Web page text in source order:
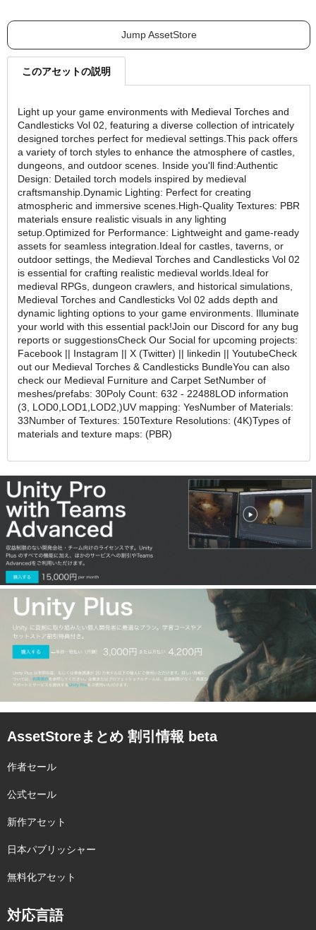
Jump AssetStore
このアセットの説明
Light up your game environments with Medieval Torches and
Candlesticks Vol 02, featuring a diverse collection of intricately
designed torches perfect for medieval settings.This pack offers
a variety of torch styles to enhance the atmosphere of castles,
dungeons, and outdoor scenes. Inside you'll find:Authentic
Design: Detailed torch models inspired by medieval
craftsmanship.Dynamic Lighting: Perfect for creating
atmospheric and immersive scenes.High-Quality Textures: PBR
materials ensure realistic visuals in any lighting
setup.Optimized for Performance: Lightweight and game-ready
assets for seamless integration.Ideal for castles, taverns, or
outdoor settings, the Medieval Torches and Candlesticks Vol 02
is essential for crafting realistic medieval worlds.Ideal for
medieval RPGs, dungeon crawlers, and historical simulations,
Medieval Torches and Candlesticks Vol 02 adds depth and
dynamic lighting options to your game environments. Illuminate
your world with this essential pack!Join our Discord for any bug
reports or suggestionsCheck Our Social for upcoming projects:
Facebook || Instagram || X (Twitter) || linkedin || YoutubeCheck
out our Medieval Torches & Candlesticks BundleYou can also
check our Medieval Furniture and Carpet SetNumber of
meshes/prefabs: 30Poly Count: 632 - 22488LOD information
(3, LOD0,LOD1,LOD2,)UV mapping: YesNumber of Materials:
33Number of Textures: 150Texture Resolutions: (4K)Types of
materials and texture maps: (PBR)
AssetStoreまとめ 割引情報 beta
作者セール
公式セール
新作アセット
日本パブリッシャー
無料化アセット
対応言語